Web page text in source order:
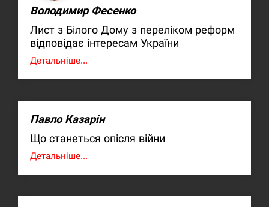
Володимир Фесенко
Лист з Білого Дому з переліком реформ
відповідає інтересам України
Детальніше...
Павло Казарін
Що станеться опісля війни
Детальніше...